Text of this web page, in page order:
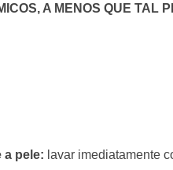
A MENOS QUE
a pele: lavar imediatamente